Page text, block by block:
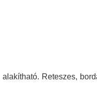
Reteszes,